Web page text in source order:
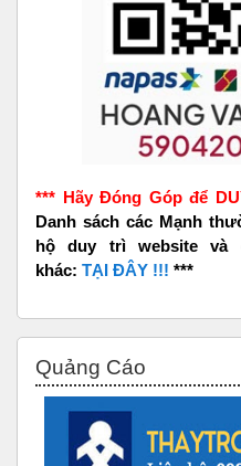
*** Hãy Đóng Góp để
Danh sách các Mạnh
hộ duy trì website và
khác: TẠI ĐÂY !!! ***
Quảng Cáo